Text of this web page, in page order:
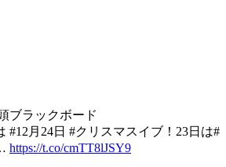
ブラックボード
#12月24日 #クリスマスイブ！23日は#
https://t.co/cmTT8lJSY9